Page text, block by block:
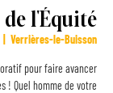
l'Équité
Verrières-le-Buisson
pour faire avancer
! Quel homme de votre